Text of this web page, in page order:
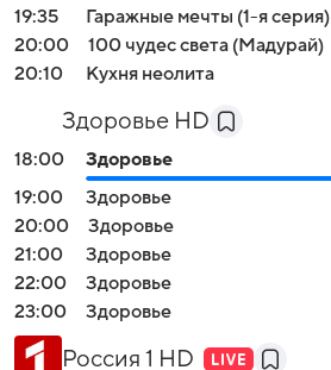
19:35
Гаражные мечты (1-я серия)
20:00
100 чудес света (Мадурай)
20:10
Кухня неолита
Здоровье HD
18:00
Здоровье
19:00
Здоровье
20:00
Здоровье
21:00
Здоровье
22:00
Здоровье
23:00
Здоровье
Россия 1 HD